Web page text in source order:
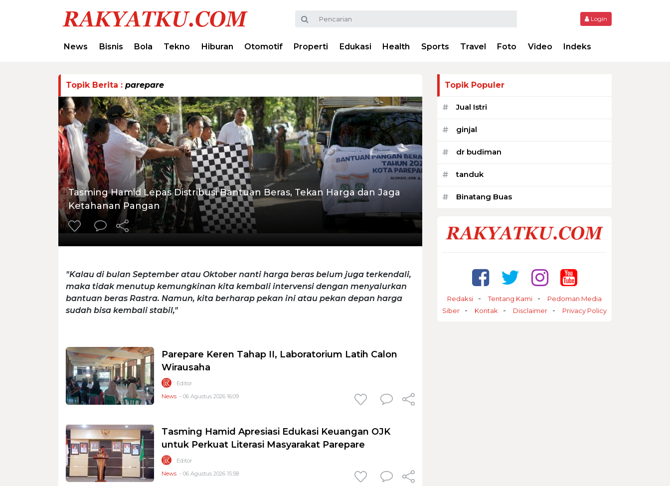
Login
News Bisnis Bola Tekno Hiburan Otomotif Properti Edukasi Health Sports Travel Foto Video Indeks
Topik Berita : parepare
Tasming Hamid Lepas Distribusi Bantuan Beras, Tekan Harga dan Jaga
Ketahanan Pangan
"Kalau di bulan September atau Oktober nanti harga beras belum juga terkendali,
maka tidak menutup kemungkinan kita kembali intervensi dengan menyalurkan
bantuan beras Rastra. Namun, kita berharap pekan ini atau pekan depan harga
sudah bisa kembali stabil,"
Parepare Keren Tahap II, Laboratorium Latih Calon
Wirausaha
Editor
News - 06 Agustus 2026 16:09
Tasming Hamid Apresiasi Edukasi Keuangan OJK
untuk Perkuat Literasi Masyarakat Parepare
Editor
News - 06 Agustus 2026 15:58
Topik Populer
# Jual Istri
# ginjal
# dr budiman
# tanduk
# Binatang Buas
Redaksi Tentang Kami
Pedoman Media
Siber
Kontak Disclaimer Privacy Policy